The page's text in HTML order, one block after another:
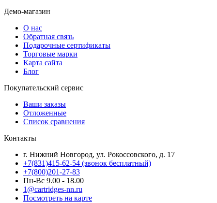
Демо-магазин
О нас
Обратная связь
Подарочные сертификаты
Торговые марки
Карта сайта
Блог
Покупательский сервис
Ваши заказы
Отложенные
Список сравнения
Контакты
г. Нижний Новгород, ул. Рокоссовского, д. 17
+7(831)415-62-54 (звонок бесплатный)
+7(800)201-27-83
Пн-Вс 9.00 - 18.00
1@cartridges-nn.ru
Посмотреть на карте